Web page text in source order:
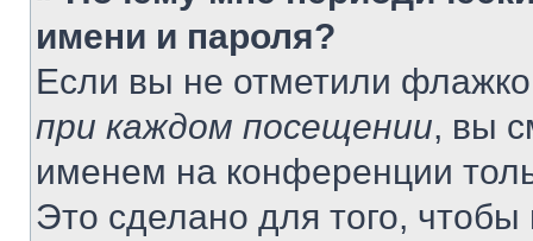
имени и пароля?
Если вы не отметили
при каждом посещении, вы
именем на конференции
Это сделано для того, чтобы